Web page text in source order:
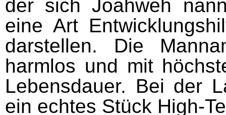
der sich Joahweh
eine Art
darstellen. Die
harmlos und mit
Lebensdauer. Bei der
ein echtes Stück High-